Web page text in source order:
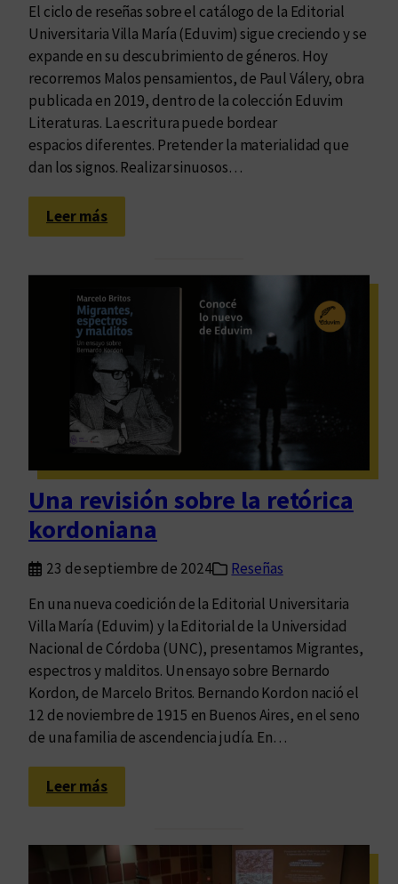
i
n
o
l
o
a
c
t
u
a
El ciclo de reseñas sobre el catálogo de la Editorial
Universitaria Villa María (Eduvim) sigue creciendo y se
expande en su descubrimiento de géneros. Hoy
recorremos Malos pensamientos, de Paul Válery, obra
publicada en 2019, dentro de la colección Eduvim
Literaturas. La escritura puede bordear
espacios diferentes. Pretender la materialidad que
dan los signos. Realizar sinuosos…
Leer más:
P
u
l
V
á
l
r
M
a
l
o
s
e
n
s
a
m
i
e
n
t
Una revisión sobre la retórica
kordoniana
23 de septiembre de 2024
Reseñas
En una nueva coedición de la Editorial Universitaria
Villa María (Eduvim) y la Editorial de la Universidad
Nacional de Córdoba (UNC), presentamos Migrantes,
espectros y malditos. Un ensayo sobre Bernardo
Kordon, de Marcelo Britos. Bernando Kordon nació el
12 de noviembre de 1915 en Buenos Aires, en el seno
de una familia de ascendencia judía. En…
Leer más:
U